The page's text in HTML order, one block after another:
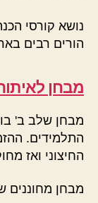
נושא קורסי
הורים רבים
מבחן
מבחן שלב ב'
התלמידים.
החיצוני ואז
מבחן מחוננים